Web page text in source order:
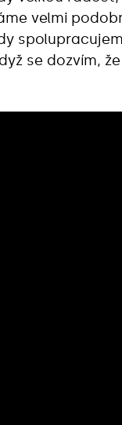
velmi
se dozvím,